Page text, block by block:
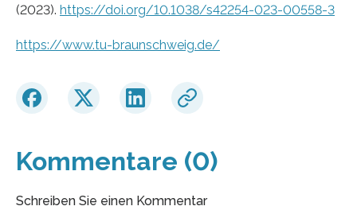
(2023). https://doi.org/10.1038/s42254-023-00558-3
https://www.tu-braunschweig.de/
Kommentare (0)
Schreiben Sie einen Kommentar